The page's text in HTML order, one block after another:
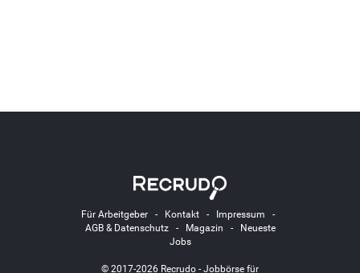
Für Arbeitgeber- Kontakt- Impressum -
AGB & Datenschutz- Magazin -
Neueste
Jobs
© 2017-2026 Recrudo - Jobbörse für